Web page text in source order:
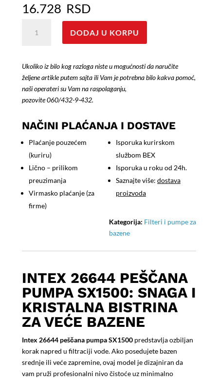
16.728 RSD
26644
SX1500
količina
DODAJ U KORPU
Ukoliko iz bilo kog razloga niste u mogućnosti da naručite
željene artikle putem sajta ili Vam je potrebna bilo kakva pomoć,
naši operateri su Vam na raspolaganju,
pozovite060/432-9-432.
NAČINI PLAĆANJA I DOSTAVE
Plaćanje pouzećem
(kuriru)
Lično – prilikom
preuzimanja
Virmasko plaćanje (za
firme)
Isporuka kurirskom
službom BEX
Isporuka u roku od 24h.
Saznajte više: dostava
proizvoda
Kategorija: Filteri i pumpe za
bazene
INTEX 26644 PEŠČANA
PUMPA SX1500: SNAGA I
KRISTALNA BISTRINA
ZA VEĆE BAZENE
Intex 26644 peščana pumpa SX1500predstavlja ozbiljan
korak napred u filtraciji vode. Ako posedujete bazen
srednje ili veće zapremine, ovaj model je dizajniran da
vam pruži profesionalni nivo čistoće uz minimalno